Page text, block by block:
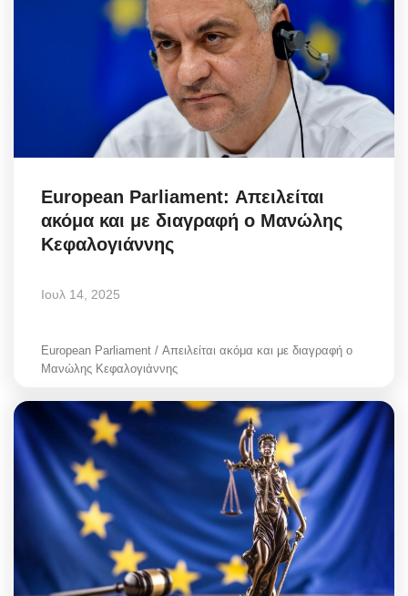
European Parliament: Απειλείται
ακόμα και με διαγραφή ο Μανώλης
Κεφαλογιάννης
Ιουλ 14, 2025
European Parliament / Απειλείται ακόμα και με διαγραφή ο
Μανώλης Κεφαλογιάννης